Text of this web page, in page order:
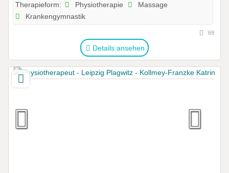
Therapieform: Physiotherapie
Massage
Krankengymnastik
69
Details ansehen